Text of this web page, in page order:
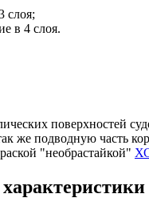
слоя;
в 4 слоя.
поверхностей
же подводную часть
"необрастайкой"